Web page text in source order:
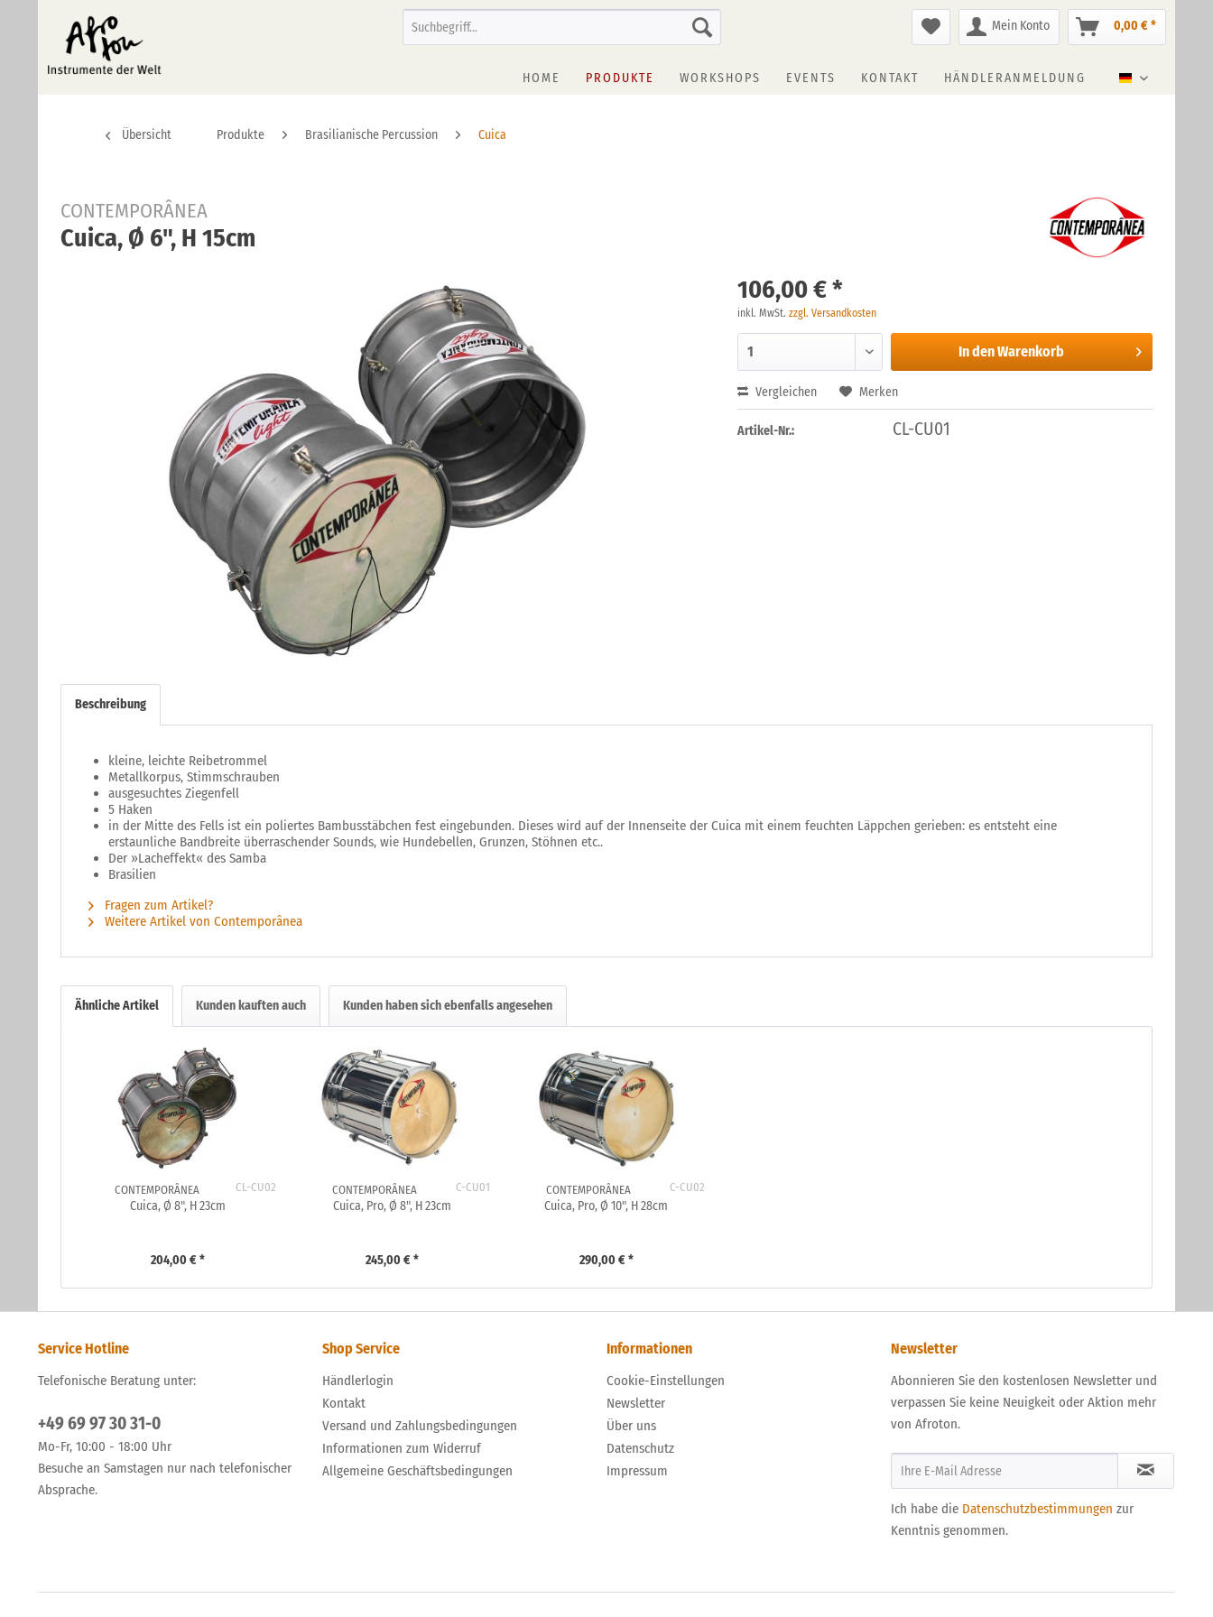
Mein Konto 0,00 € *
Deutsch
HOME PRODUKTE WORKSHOPS EVENTS KONTAKT HÄNDLERANMELDUNG
Übersicht Produkte Brasilianische Percussion Cuica
CONTEMPORÂNEA
Cuica, Ø 6", H 15cm
106,00 € *
inkl. MwSt.zzgl. Versandkosten
In denWarenkorb
Vergleichen Merken
Artikel-Nr.: CL-CU01
Beschreibung
kleine, leichte Reibetrommel
Metallkorpus, Stimmschrauben
ausgesuchtes Ziegenfell
5 Haken
in der Mitte des Fells ist ein poliertes Bambusstäbchen fest eingebunden. Dieses wird auf der Innenseite der Cuica mit einem feuchten Läppchen gerieben: es entsteht eine
erstaunliche Bandbreite überraschender Sounds, wie Hundebellen, Grunzen, Stöhnen etc..
Der »Lacheffekt« des Samba
Brasilien
Fragen zum Artikel?
Weitere Artikel von Contemporânea
Ähnliche Artikel Kunden kauften auch Kunden haben sich ebenfalls angesehen
CL-CU02
CONTEMPORÂNEA
Cuica, Ø 8", H 23cm
204,00 € *
C-CU01
CONTEMPORÂNEA
Cuica, Pro, Ø 8", H 23cm
245,00 € *
C-CU02
CONTEMPORÂNEA
Cuica, Pro, Ø 10", H 28cm
290,00 € *
Service Hotline
Telefonische Beratung unter:
+49 69 97 30 31-0
Mo-Fr, 10:00 - 18:00 Uhr
Besuche an Samstagen nur nach telefonischer
Absprache.
Shop Service
Händlerlogin
Kontakt
Versand und Zahlungsbedingungen
Informationen zum Widerruf
Allgemeine Geschäftsbedingungen
Informationen
Cookie-Einstellungen
Newsletter
Über uns
Datenschutz
Impressum
Newsletter
Abonnieren Sie den kostenlosen Newsletter und
verpassen Sie keine Neuigkeit oder Aktion mehr
von Afroton.
Ich habe die Datenschutzbestimmungen zur
Kenntnis genommen.